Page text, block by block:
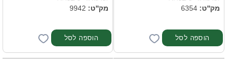
מק''ט: 6354
מק''ט: